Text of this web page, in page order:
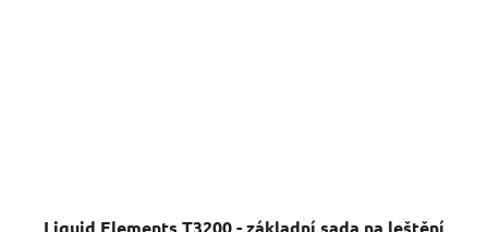
Liquid Elements T3200 - základní sada na leštění